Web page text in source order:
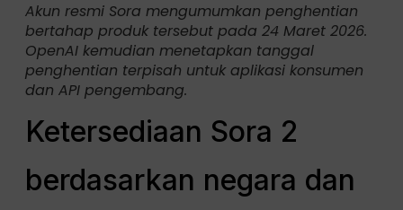
Akun resmi Sora mengumumkan penghentian
bertahap produk tersebut pada 24 Maret 2026.
OpenAI kemudian menetapkan tanggal
penghentian terpisah untuk aplikasi konsumen
dan API pengembang.
Ketersediaan Sora 2
berdasarkan negara dan